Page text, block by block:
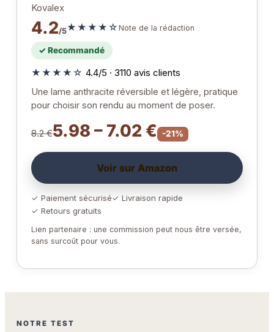
Kovalex
4.2/5★★★★☆ Note de la rédaction
✓ Recommandé
★★★★☆ 4.4/5 · 3110 avis clients
Une lame anthracite réversible et légère, pratique
pour choisir son rendu au moment de poser.
8.2 €5.98 – 7.02 € -21%
Voir sur Amazon
✓ Paiement sécurisé✓ Livraison rapide
✓ Retours gratuits
Lien partenaire : une commission peut nous être versée,
sans surcoût pour vous.
NOTRE TEST